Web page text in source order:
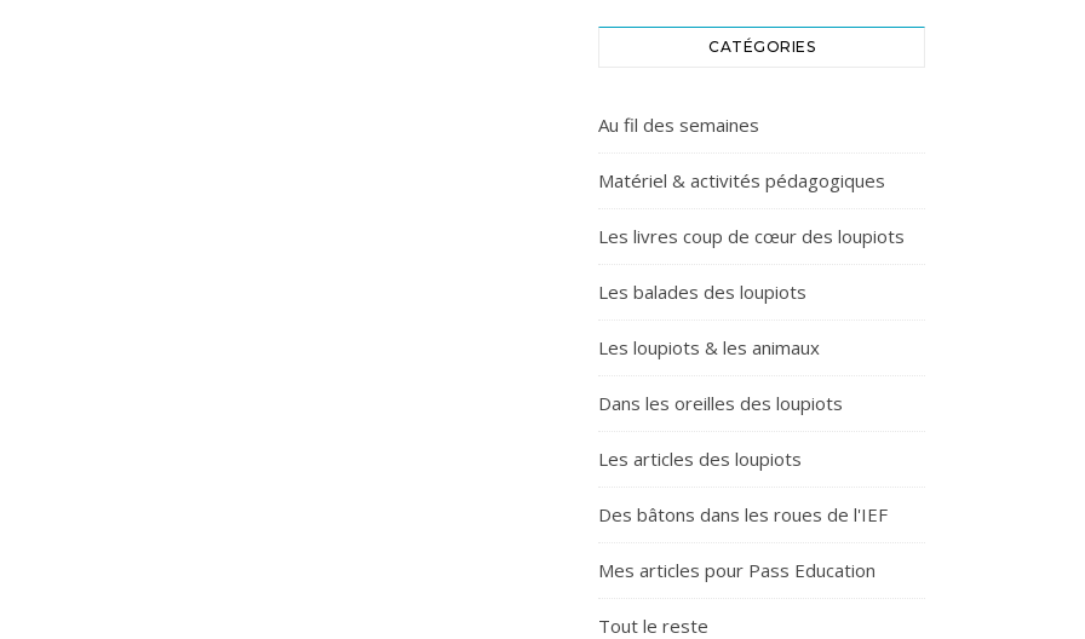
CATÉGORIES
Au fil des semaines
Matériel & activités pédagogiques
Les livres coup de cœur des loupiots
Les balades des loupiots
Les loupiots & les animaux
Dans les oreilles des loupiots
Les articles des loupiots
Des bâtons dans les roues de l'IEF
Mes articles pour Pass Education
Tout le reste